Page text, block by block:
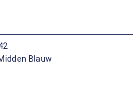
Blauw